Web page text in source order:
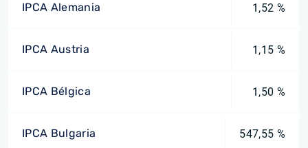
IPCA Alemania 1,52 %
IPCA Austria 1,15 %
IPCA Bélgica 1,50 %
IPCA Bulgaria 547,55 %